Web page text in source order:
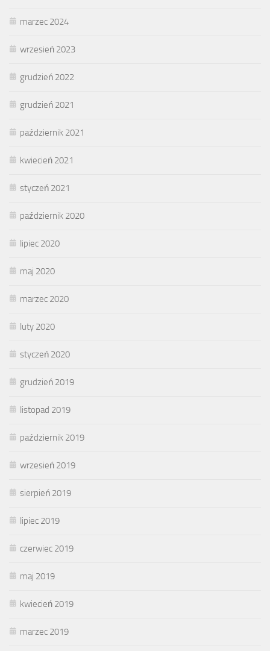
marzec 2024
wrzesień 2023
grudzień 2022
grudzień 2021
październik 2021
kwiecień 2021
styczeń 2021
październik 2020
lipiec 2020
maj 2020
marzec 2020
luty 2020
styczeń 2020
grudzień 2019
listopad 2019
październik 2019
wrzesień 2019
sierpień 2019
lipiec 2019
czerwiec 2019
maj 2019
kwiecień 2019
marzec 2019